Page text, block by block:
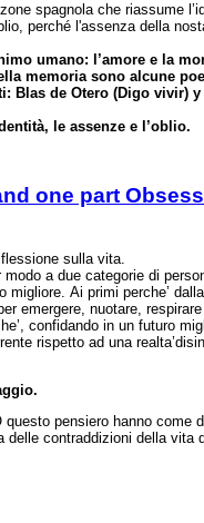
spagnola che riassume
perché l'assenza della
umano: l’amore e la
memoria sono alcune
de Otero (Digo vivir) y
le assenze e l’oblio.
one part
sulla vita.
a due categorie di
migliore. Ai primi perche’
emergere, nuotare,
confidando in un futuro
rispetto ad una
pensiero hanno come
contraddizioni della vita